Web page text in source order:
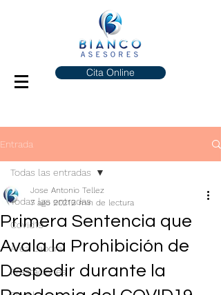
Cita Online
Entrada
Todas las entradas
Covid19
Área Laboral
Prestaciones
Todas las entradas
Primera Sentencia que
Avala la Prohibición de
Despedir durante la
Jose Antonio Tellez
7 ago 20212 min de lectura